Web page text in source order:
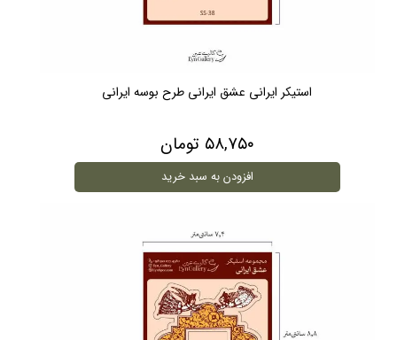
استیکر ایرانی عشق ایرانی طرح بوسه ایرانی
۵۸,۷۵۰ تومان
افزودن به سبد خرید